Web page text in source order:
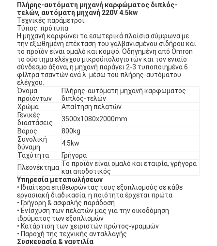
Πλήρης-αυτόματη μηχανή καρφώματος διπλός-
τελών, αυτόματη μηχανή 220V 4.5kw
Τεχνικές παράμετροι:
Τύπος: πρότυπα.
Η μηχανή καρφώνει τα εσωτερικά πλαίσια σύμφωνα με
την εξωθημένη επέκταση του γαλβανισμένου σιδήρου και
το προϊόνείναι ομαλό και κομψό. Οδηγημένη από Omron
το σύστημα ελέγχου μικροϋπολογιστών και τον ενιαίο
σύνδεσμο άξονα, η μηχανή παράγει 2-3 τυποποιημένα 6
φίλτρα τσαντώνανάλ. μέσω του πλήρης-αυτόματου
ελέγχου.
Όνομα
προϊόντων
Πλήρης-αυτόματη μηχανή καρφώματος
διπλός-τελών
Χρώμα
Απαίτηση πελατών
Γενικές
διαστάσεις
3500x1080x2000mm
Βάρος
800kg
Συνολική
δύναμη
4.5kw
Ταχύτητα
Γρήγορα
Πλεονέκτημα Το προϊόνείναι ομαλό και εταιρία, γρήγορα
και αποδοτικός
Υπηρεσία μεταπωλήσεων
• Ιδιαίτερα επιθεωρώντας τους εξοπλισμούς σε κάθε
εργασιακήδιαδικασία, η ποιότητα έρχεται πρώτα
• Γρήγορη & ασφαλής παράδοση
• Ενίσχυση των πελατών μας για την οικοδόμηση
ιδρύματος των εξοπλισμών
• Κατάρτιση των χειριστών πρώτος-γραμμών
• Παροχή της τεχνικής ανταλλαγής.
Συσκευασία & ναυτιλία